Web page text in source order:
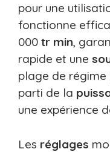
pour une
fonctionne
000 tr min,
rapide et une
plage de
parti de la
une expérience
Les réglages